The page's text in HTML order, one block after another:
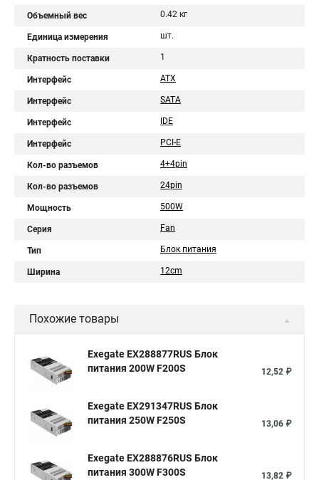
Объемный вес 0.42 кг
Единица измерения шт.
Кратность поставки 1
Интерфейс ATX
Интерфейс SATA
Интерфейс IDE
Интерфейс PCI-E
Кол-во разъемов 4+4pin
Кол-во разъемов 24pin
Мощность 500W
Серия Fan
Тип Блок питания
Ширина 12cm
Похожие товары
Exegate EX288877RUS Блок
питания 200W F200S
12,52 ₽
Exegate EX291347RUS Блок
питания 250W F250S
13,06 ₽
Exegate EX288876RUS Блок
питания 300W F300S
13,82 ₽